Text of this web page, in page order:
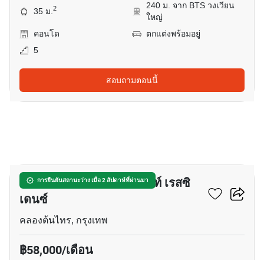
35 ม.2
240 ม. จาก BTS วงเวียน
ใหญ่
คอนโด
ตกแต่งพร้อมอยู่
5
สอบถามตอนนี้
การยืนยันสถานะว่าง เมื่อ 2 สัปดาห์ที่ผ่านมา
แมกโนเลียส์ วอเตอร์ฟรอนท์ เรสซิ
เดนซ์
คลองต้นไทร, กรุงเทพ
฿58,000/เดือน